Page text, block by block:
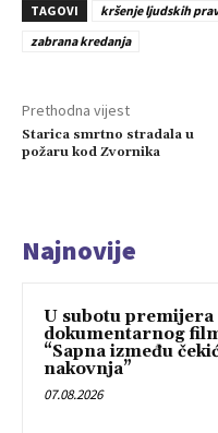
TAGOVI kršenje ljudskih
zabrana kredanja
Prethodna vijest
Starica smrtno stradala u
požaru kod Zvornika
Najnovije
U subotu premijera
dokumentarnog
“Sapna između
nakovnja”
07.08.2026